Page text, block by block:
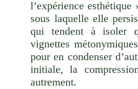
l’expérience
sous laquelle elle
qui tendent à isoler
vignettes
pour en condenser
initiale, la
autrement.